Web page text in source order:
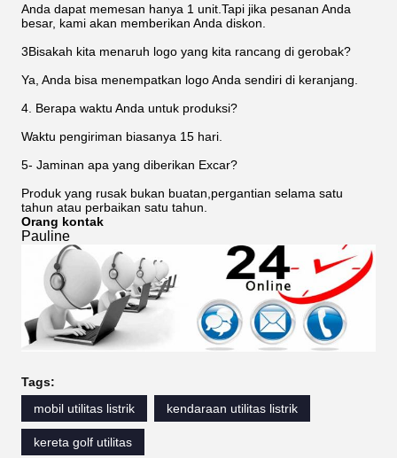
Anda dapat memesan hanya 1 unit.Tapi jika pesanan Anda
besar, kami akan memberikan Anda diskon.
3Bisakah kita menaruh logo yang kita rancang di gerobak?
Ya, Anda bisa menempatkan logo Anda sendiri di keranjang.
4. Berapa waktu Anda untuk produksi?
Waktu pengiriman biasanya 15 hari.
5- Jaminan apa yang diberikan Excar?
Produk yang rusak bukan buatan,pergantian selama satu
tahun atau perbaikan satu tahun.
Orang kontak
Pauline
Tags:
mobil utilitas listrik
kendaraan utilitas listrik
kereta golf utilitas